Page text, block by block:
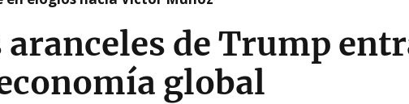
aranceles de Trump
global